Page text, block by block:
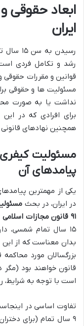
ایران
رسیدن
رشد و تکامل فردی
قوانین و مقررات
مسئولیت ها و حقوقی
نداشت یا به صورت
برای افرادی که در
همچنین نهادهای
پیامدهای آن
در ایران، در بحث
۹۱ قانون مجازات اسلامی
۱۵ سال تمام شمسی،
بدان معناست که از
بزرگسالان مورد
قانون خواهند بود
است با توجه به شرایط،
۹ سال تمام (برای